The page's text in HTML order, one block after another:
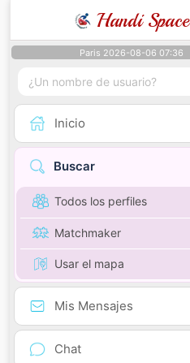
Handi Space
Paris 2026-08-06 07:36
Inicio
Buscar
Todos los perfiles
Matchmaker
Usar el mapa
Mis Mensajes
Chat